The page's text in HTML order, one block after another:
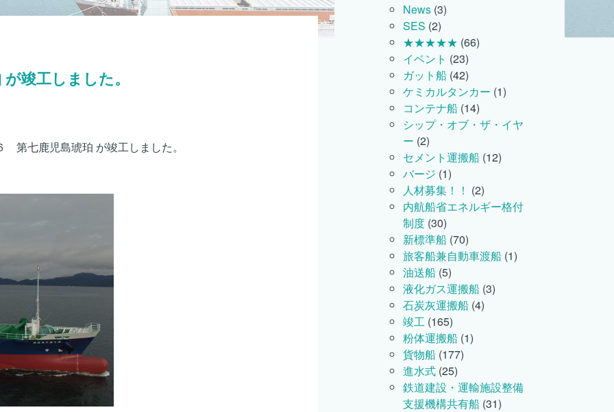
竣工しました。
七鹿児島琥珀 が竣工しました。
News (3)
SES (2)
★★★★★ (66)
イベント (23)
ガット船 (42)
ケミカルタンカー (1)
コンテナ船 (14)
シップ・オブ・ザ・イヤ
ー (2)
セメント運搬船 (12)
バージ (1)
人材募集！！ (2)
内航船省エネルギー格付
制度 (30)
新標準船 (70)
旅客船兼自動車渡船 (1)
油送船 (5)
液化ガス運搬船 (3)
石炭灰運搬船 (4)
竣工 (165)
粉体運搬船 (1)
貨物船 (177)
進水式 (25)
鉄道建設・運輸施設整備
支援機構共有船 (31)